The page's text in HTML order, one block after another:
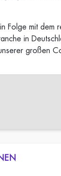
mit dem
in
großen